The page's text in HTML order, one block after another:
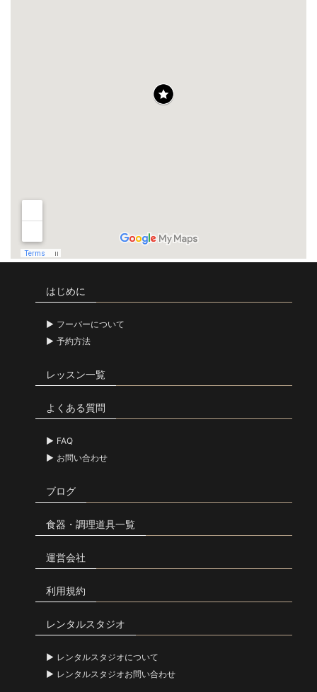
はじめに
フーバーについて
予約方法
レッスン一覧
よくある質問
FAQ
お問い合わせ
ブログ
食器・調理道具一覧
運営会社
利用規約
レンタルスタジオ
レンタルスタジオについて
レンタルスタジオお問い合わせ